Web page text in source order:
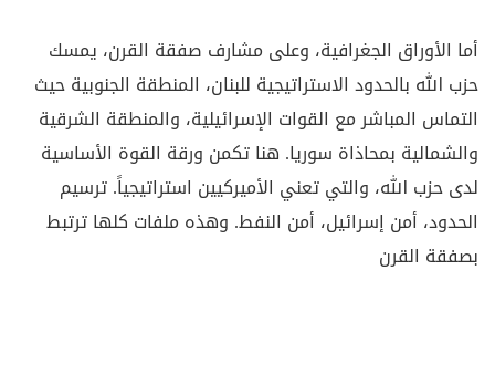
أما الأوراق الجغرافية، وعلى مشارف صفقة القرن، يمسك
حزب الله بالحدود الاستراتيجية للبنان، المنطقة الجنوبية حيث
التماس المباشر مع القوات الإسرائيلية، والمنطقة الشرقية
والشمالية بمحاذاة سوريا. هنا تكمن ورقة القوة الأساسية
لدى حزب الله، والتي تعني الأميركيين استراتيجياً. ترسيم
الحدود، أمن إسرائيل، أمن النفط. وهذه ملفات كلها ترتبط
بصفقة القرن